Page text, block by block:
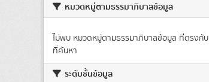
หมวดหมู่ตามธรรมาภิบาลข้อมูล
ไม่พบ หมวดหมู่ตามธรรมาภิบาลข้อมูล ที่ตรงกับ
ที่ค้นหา
ระดับชั้นข้อมูล